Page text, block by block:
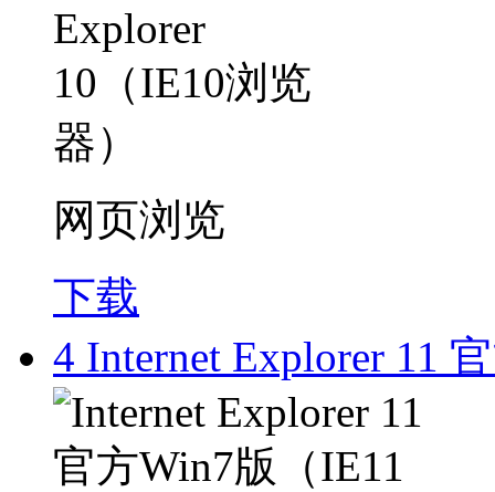
网页浏览
下载
4 Internet Explorer 11